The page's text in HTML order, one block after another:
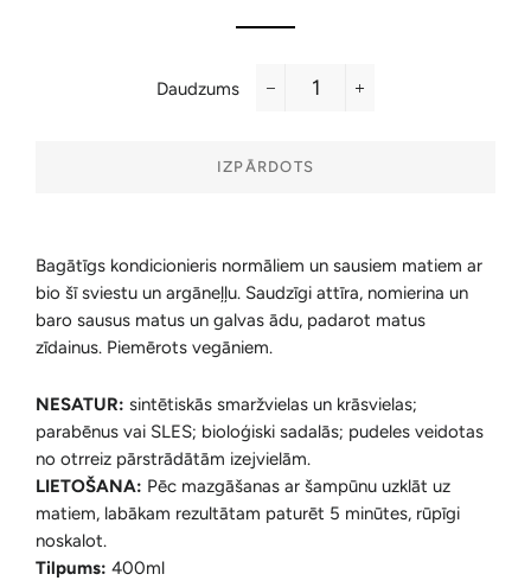
Daudzums
IZPĀRDOTS
Bagātīgs kondicionieris normāliem un sausiem matiem ar
bio šī sviestu un argāneļļu. Saudzīgi attīra, nomierina un
baro sausus matus un galvas ādu, padarot matus
zīdainus. Piemērots vegāniem.
NESATUR: sintētiskās smaržvielas un krāsvielas;
parabēnus vai SLES; bioloģiski sadalās; pudeles veidotas
no otrreiz pārstrādātām izejvielām.
LIETOŠANA: Pēc mazgāšanas ar šampūnu uzklāt uz
matiem, labākam rezultātam paturēt 5 minūtes, rūpīgi
noskalot.
Tilpums: 400ml